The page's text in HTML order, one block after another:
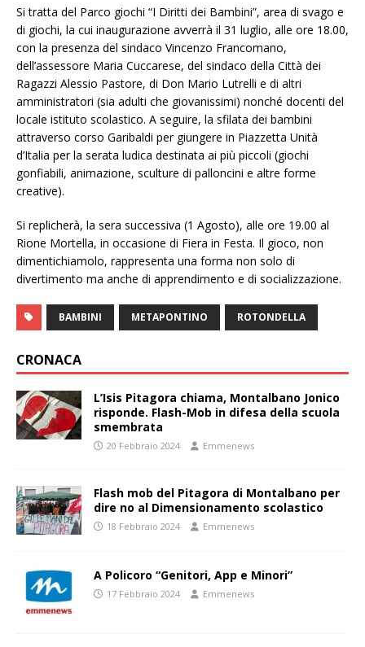
Si tratta del Parco giochi “I Diritti dei Bambini”, area di svago e
di giochi, la cui inaugurazione avverrà il 31 luglio, alle ore 18.00,
con la presenza del sindaco Vincenzo Francomano,
dell’assessore Maria Cuccarese, del sindaco della Città dei
Ragazzi Alessio Pastore, di Don Mario Lutrelli e di altri
amministratori (sia adulti che giovanissimi) nonché docenti del
locale istituto scolastico. A seguire, la sfilata dei bambini
attraverso corso Garibaldi per giungere in Piazzetta Unità
d’Italia per la serata ludica destinata ai più piccoli (giochi
gonfiabili, animazione, sculture di palloncini e altre forme
creative).
Si replicherà, la sera successiva (1 Agosto), alle ore 19.00 al
Rione Mortella, in occasione di Fiera in Festa. Il gioco, non
dimentichiamolo, rappresenta una forma non solo di
divertimento ma anche di apprendimento e di socializzazione.
BAMBINI METAPONTINO ROTONDELLA
CRONACA
L’Isis Pitagora chiama, Montalbano Jonico
risponde. Flash-Mob in difesa della scuola
smembrata
20 Febbraio 2024 Emmenews
Flash mob del Pitagora di Montalbano per
dire no al Dimensionamento scolastico
18 Febbraio 2024 Emmenews
A Policoro “Genitori, App e Minori”
17 Febbraio 2024 Emmenews